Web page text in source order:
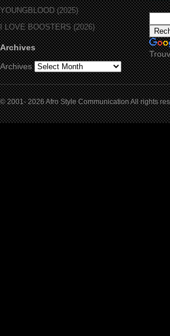
YOUNGBLOOD (2025)
I LOVE BOOSTERS (2026)
Archives
Archives
© 2001- 2026 Afro Style Communication All rights